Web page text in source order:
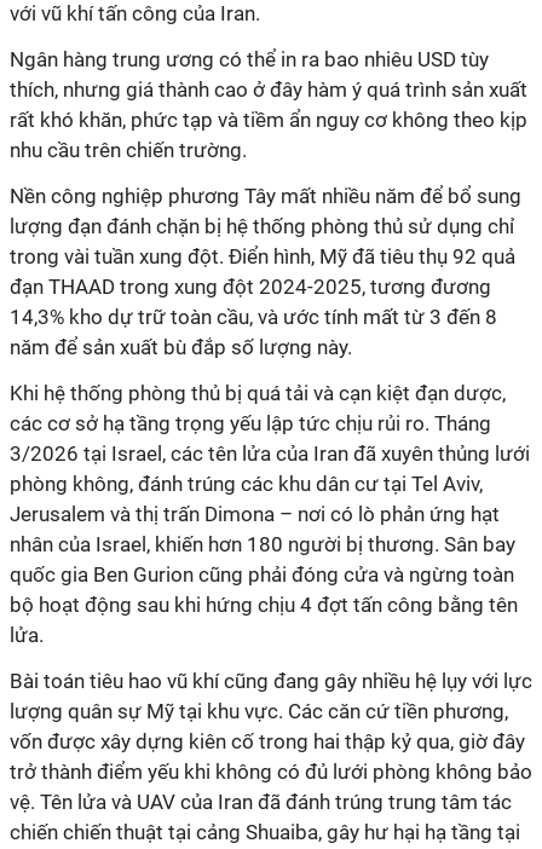
với vũ khí tấn công của Iran.
Ngân hàng trung ương có thể in ra bao nhiêu USD tùy
thích, nhưng giá thành cao ở đây hàm ý quá trình sản xuất
rất khó khăn, phức tạp và tiềm ẩn nguy cơ không theo kịp
nhu cầu trên chiến trường.
Nền công nghiệp phương Tây mất nhiều năm để bổ sung
lượng đạn đánh chặn bị hệ thống phòng thủ sử dụng chỉ
trong vài tuần xung đột. Điển hình, Mỹ đã tiêu thụ 92 quả
đạn THAAD trong xung đột 2024-2025, tương đương
14,3% kho dự trữ toàn cầu, và ước tính mất từ 3 đến 8
năm để sản xuất bù đắp số lượng này.
Khi hệ thống phòng thủ bị quá tải và cạn kiệt đạn dược,
các cơ sở hạ tầng trọng yếu lập tức chịu rủi ro. Tháng
3/2026 tại Israel, các tên lửa của Iran đã xuyên thủng lưới
phòng không, đánh trúng các khu dân cư tại Tel Aviv,
Jerusalem và thị trấn Dimona – nơi có lò phản ứng hạt
nhân của Israel, khiến hơn 180 người bị thương. Sân bay
quốc gia Ben Gurion cũng phải đóng cửa và ngừng toàn
bộ hoạt động sau khi hứng chịu 4 đợt tấn công bằng tên
lửa.
Bài toán tiêu hao vũ khí cũng đang gây nhiều hệ lụy với lực
lượng quân sự Mỹ tại khu vực. Các căn cứ tiền phương,
vốn được xây dựng kiên cố trong hai thập kỷ qua, giờ đây
trở thành điểm yếu khi không có đủ lưới phòng không bảo
vệ. Tên lửa và UAV của Iran đã đánh trúng trung tâm tác
chiến chiến thuật tại cảng Shuaiba, gây hư hại hạ tầng tại